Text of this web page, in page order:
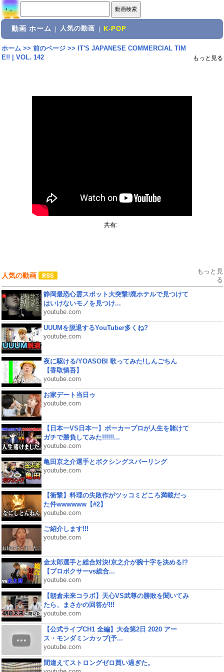
動画 ホーム 人気の動画 K-POP
ホーム>> 前のページ>> IT'S JAPANESE COMMERCIAL TIM
E!! | VOL. 142
もっと見る
共有:
人気の動画
もっと見
る
静岡最恐心霊スポット大突撃!廃ホテルで見つけて
はいけないモノを見つけ...
youtube.com
UUUMを脱退するYouTuber多くね?
youtube.com
夜に駆ける/YOASOBI 歌ってみた!しんごちん
【香取慎吾】
youtube.com
お家デート当日ゥ
youtube.com
【日本一VS日本一】ポーカープロが人生を賭けて
ガチで勝負してみた!!!!!!...
youtube.com
亀田京之介選手とボクシングスパーリング
youtube.com
【衝撃】料理の失敗作がツッコミどころ満載だっ
た件wwwwww【#2】
youtube.com
ご紹介します!!!
youtube.com
金太郎選手と総合対決!京之介が腕十字を決める!?
【プロボクサーvs総合...
youtube.com
【朝倉未来コラボ】天心VS武尊の勝敗を聞いてみ
たら、まさかの回答が!!!
youtube.com
【公式ライブCH1 全編】大会第2日 2020 アー
ス・モンダミンカップ(予...
youtube.com
間違えてストロングゼロ買い過ぎた。